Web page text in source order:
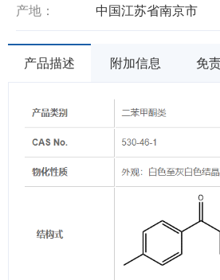
产地：
中国江苏省南京市
产品描述 附加信息 免